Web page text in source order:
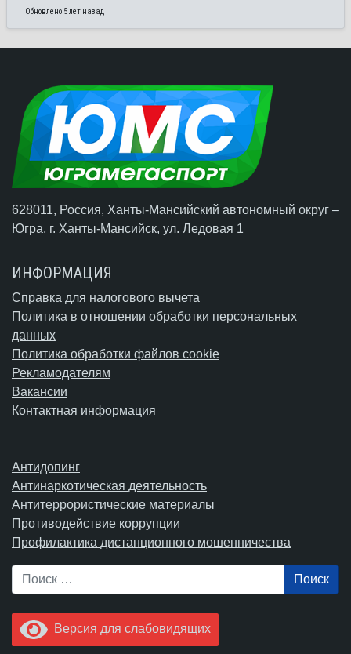
Обновлено 5 лет назад
628011, Россия, Ханты-Мансийский автономный округ –
Югра, г. Ханты-Мансийск, ул. Ледовая 1
ИНФОРМАЦИЯ
Справка для налогового вычета
Политика в отношении обработки персональных
данных
Политика обработки файлов cookie
Рекламодателям
Вакансии
Контактная информация
Антидопинг
Антинаркотическая деятельность
Антитеррористические материалы
Противодействие коррупции
Профилактика дистанционного мошенничества
Поиск
Версия для слабовидящих